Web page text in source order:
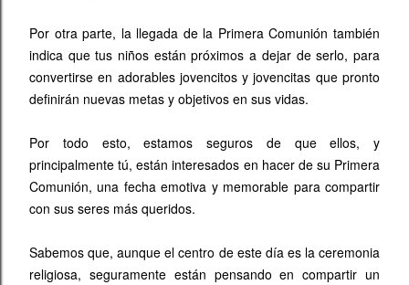
Por otra parte, la llegada de la Primera Comunión también
indica que tus niños están próximos a dejar de serlo, para
convertirse en adorables jovencitos y jovencitas que pronto
definirán nuevas metas y objetivos en sus vidas.
Por todo esto, estamos seguros de que ellos, y
principalmente tú, están interesados en hacer de su Primera
Comunión, una fecha emotiva y memorable para compartir
con sus seres más queridos.
Sabemos que, aunque el centro de este día es la ceremonia
religiosa, seguramente están pensando en compartir un